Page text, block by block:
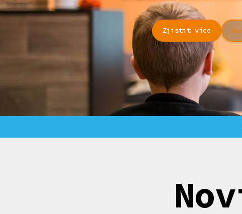
Zjistit více